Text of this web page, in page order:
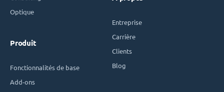
Optique
Produit
Fonctionnalités de base
Add-ons
Entreprise
Carrière
Clients
Blog